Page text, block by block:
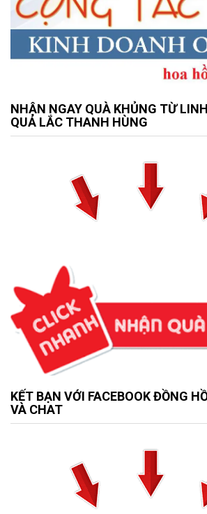
NHẬN NGAY QUÀ KHỦNG TỪ
QUẢ LẮC THANH HÙNG
KẾT BẠN VỚI FACEBOOK ĐỒNG
VÀ CHAT